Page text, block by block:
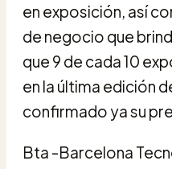
en exposición, así
de negocio que
que 9 de cada 10
en la última edición
confirmado ya su
Bta -Barcelona